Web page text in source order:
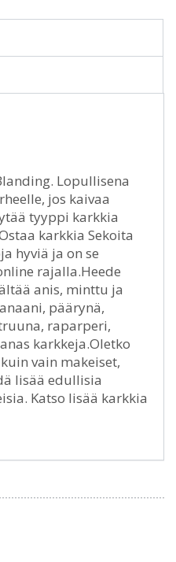
Lopullisena
jos kaivaa
tyyppi karkkia
karkkia Sekoita
hyviä ja on se
rajalla.Heede
anis, minttu ja
päärynä,
raparperi,
karkkeja.Oletko
vain makeiset,
lisää edullisia
Katso lisää karkkia